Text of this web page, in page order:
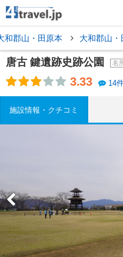
和郡山・田原本 大和郡山
唐古 鍵遺跡史跡公園 名
3.33 14
施設情報・クチコミ